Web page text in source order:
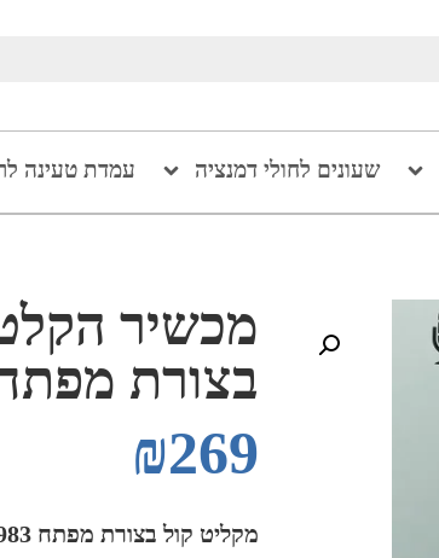
שעונים לחולי דמנציה עמדת טעינה
מכשיר
בצורת
₪269
מקליט קול בצורת מפתח 098821983